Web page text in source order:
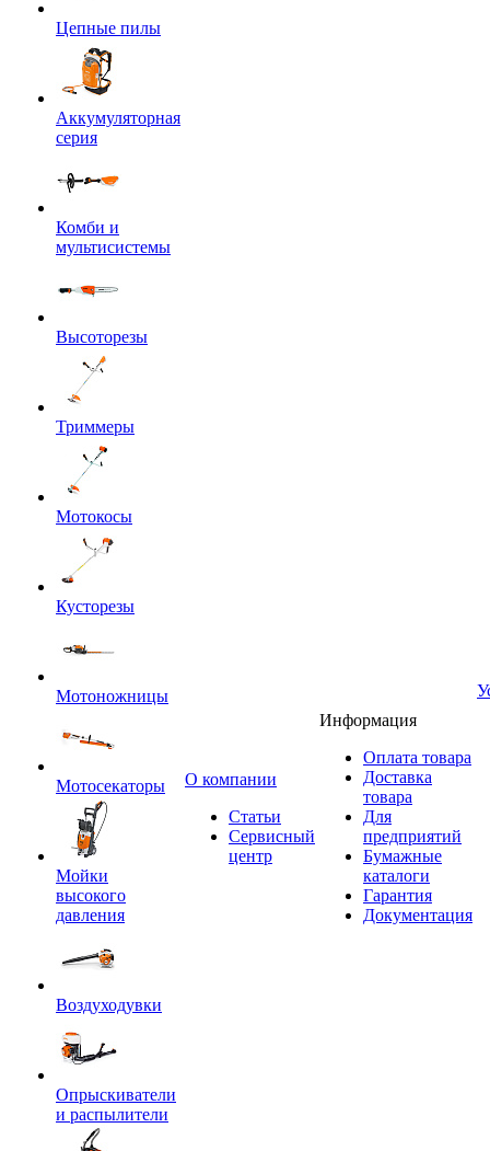
Цепные пилы
Аккумуляторная
серия
Комби и
мультисистемы
Высоторезы
Триммеры
Мотокосы
Кусторезы
Мотоножницы
Мотосекаторы
Мойки
высокого
давления
Воздуходувки
Опрыскиватели
и распылители
O компании
Статьи
Сервисный
центр
Информация
Оплата товара
Доставка
товара
Для
предприятий
Бумажные
каталоги
Гарантия
Документация